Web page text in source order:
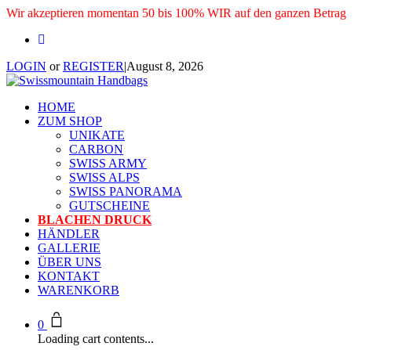
Wir akzeptieren momentan 50 bis 100% WIR auf den ganzen Betrag
LOGIN orREGISTER|August 8, 2026
HOME
ZUM SHOP
UNIKATE
CARBON
SWISS ARMY
SWISS ALPS
SWISS PANORAMA
GUTSCHEINE
BLACHEN DRUCK
HÄNDLER
GALLERIE
ÜBER UNS
KONTAKT
WARENKORB
0
Loading cart contents...